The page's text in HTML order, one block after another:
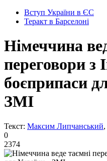
Вступ України в ЄС
Теракт в Барселоні
Німеччина
переговори з
боєприпаси
ЗМІ
Текст: Максим Липчанський
0
2374